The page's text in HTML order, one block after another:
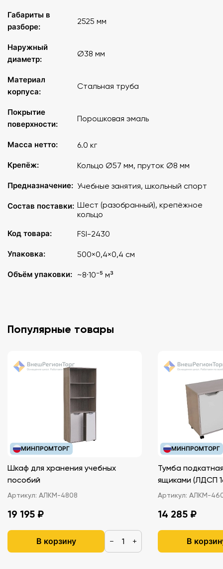
Габариты в
разборе:
2525 мм
Наружный
диаметр:
Ø38 мм
Материал
корпуса:
Стальная труба
Покрытие
поверхности:
Порошковая эмаль
Масса нетто: 6.0 кг
Крепёж: Кольцо Ø57 мм, пруток Ø8 мм
Предназначение: Учебные занятия, школьный спорт
Состав поставки: Шест (разобранный), крепёжное
кольцо
Код товара:
FSI-2430
Упаковка: 500×0,4×0,4 см
Объём упаковки: ~8·10⁻⁵ м³
Популярные товары
МИНПРОМТОРГ
Шкаф для хранения учебных
пособий
Артикул: АЛКМ-4808
19 195 ₽
В корзину − +
МИНПРОМТОРГ
Тумба
ящиками
Артикул: АЛКМ-
14 285 ₽
В